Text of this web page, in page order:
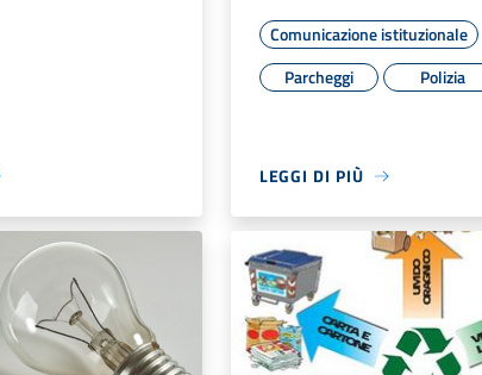
Comunicazione istituzionale
Parcheggi
Polizia
LEGGI DI PIÙ